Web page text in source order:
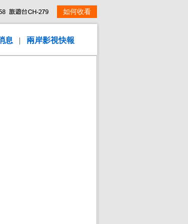
如何收看
息 | 兩岸影視快報